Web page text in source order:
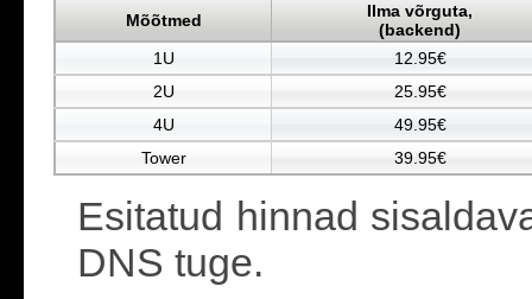
Mõõtmed
Ilma võrguta,
(backend)
1U
12.95€
2U
25.95€
4U
49.95€
Tower
39.95€
Esitatud hinnad
DNS tuge.